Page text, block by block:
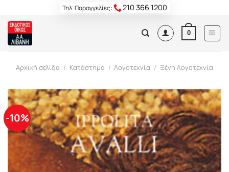
content
Τηλ. Παραγγελίες: 210 366 1200
0
Αρχική σελίδα / Κατάστημα / Λογοτεχνία / Ξένη Λογοτεχνία
-10%